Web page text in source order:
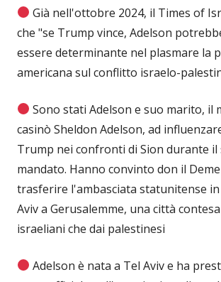
Già nell'ottobre 2024, il Times of
che "se Trump vince, Adelson
essere determinante nel plasmare la
americana sul conflitto israelo-
Sono stati Adelson e suo marito, il
casinò Sheldon Adelson, ad
Trump nei confronti di Sion durante il
mandato. Hanno convinto don il
trasferire l'ambasciata statunitense in
Aviv a Gerusalemme, una città
israeliani che dai palestinesi
Adelson è nata a Tel Aviv e ha